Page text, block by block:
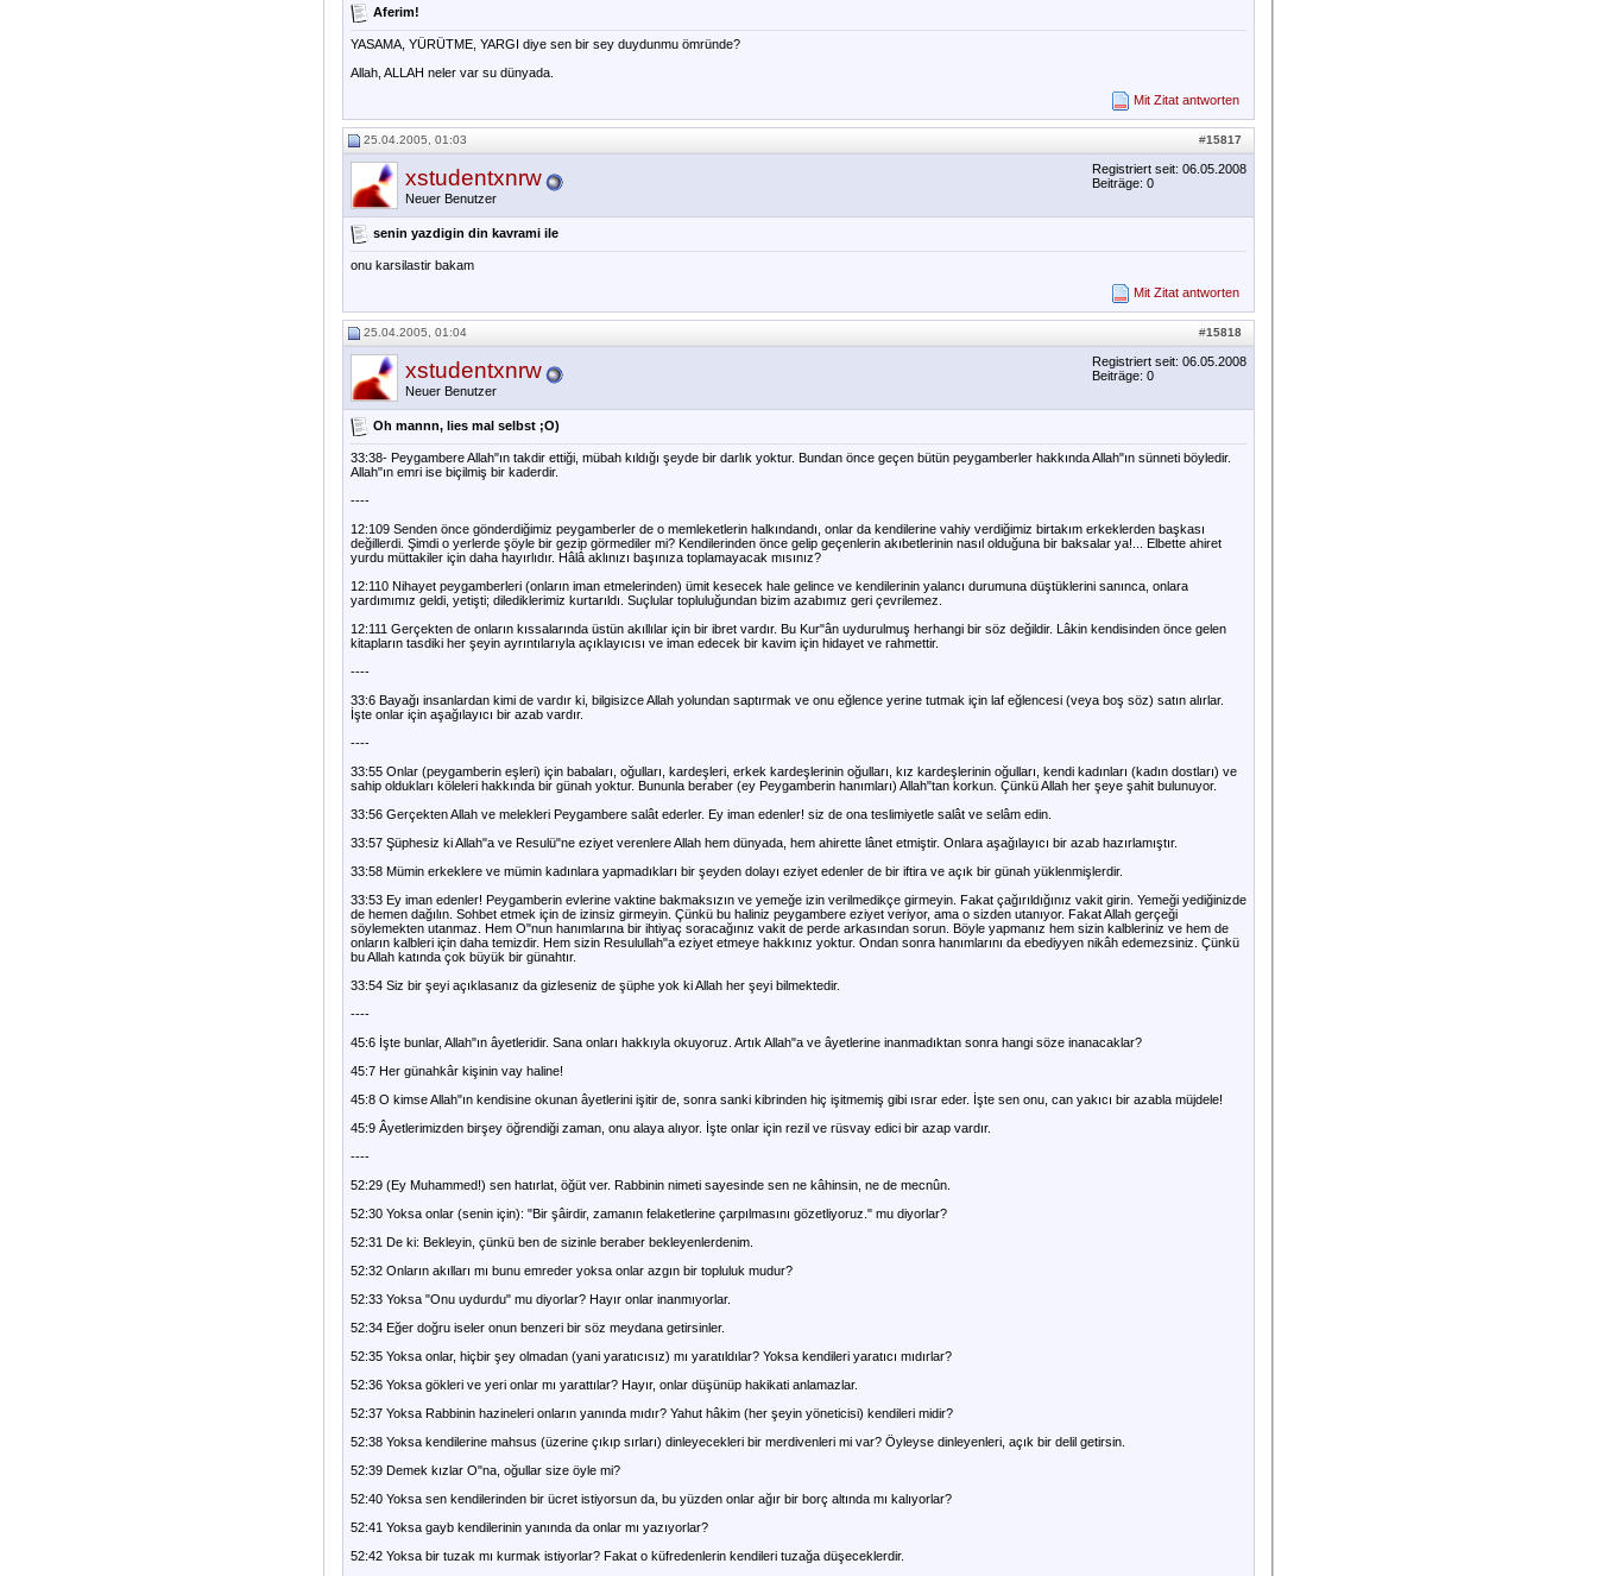
Aferim!
YASAMA, YÜRÜTME, YARGI diye sen bir sey duydunmu ömründe?
Allah, ALLAH neler var su dünyada.
Mit Zitat antworten
#15817
25.04.2005, 01:03
xstudentxnrw
Neuer Benutzer
Registriert seit: 06.05.2008
Beiträge: 0
senin yazdigin din kavrami ile
onu karsilastir bakam
Mit Zitat antworten
#15818
25.04.2005, 01:04
xstudentxnrw
Neuer Benutzer
Registriert seit: 06.05.2008
Beiträge: 0
Oh mannn, lies mal selbst ;O)
33:38- Peygambere Allah"ın takdir ettiği, mübah kıldığı şeyde bir darlık yoktur. Bundan önce geçen bütün peygamberler hakkında Allah"ın sünneti böyledir.
Allah"ın emri ise biçilmiş bir kaderdir.
----
12:109 Senden önce gönderdiğimiz peygamberler de o memleketlerin halkındandı, onlar da kendilerine vahiy verdiğimiz birtakım erkeklerden başkası
değillerdi. Şimdi o yerlerde şöyle bir gezip görmediler mi? Kendilerinden önce gelip geçenlerin akıbetlerinin nasıl olduğuna bir baksalar ya!... Elbette ahiret
yurdu müttakiler için daha hayırlıdır. Hâlâ aklınızı başınıza toplamayacak mısınız?
12:110 Nihayet peygamberleri (onların iman etmelerinden) ümit kesecek hale gelince ve kendilerinin yalancı durumuna düştüklerini sanınca, onlara
yardımımız geldi, yetişti; dilediklerimiz kurtarıldı. Suçlular topluluğundan bizim azabımız geri çevrilemez.
12:111 Gerçekten de onların kıssalarında üstün akıllılar için bir ibret vardır. Bu Kur"ân uydurulmuş herhangi bir söz değildir. Lâkin kendisinden önce gelen
kitapların tasdiki her şeyin ayrıntılarıyla açıklayıcısı ve iman edecek bir kavim için hidayet ve rahmettir.
----
33:6 Bayağı insanlardan kimi de vardır ki, bilgisizce Allah yolundan saptırmak ve onu eğlence yerine tutmak için laf eğlencesi (veya boş söz) satın alırlar.
İşte onlar için aşağılayıcı bir azab vardır.
----
33:55 Onlar (peygamberin eşleri) için babaları, oğulları, kardeşleri, erkek kardeşlerinin oğulları, kız kardeşlerinin oğulları, kendi kadınları (kadın dostları) ve
sahip oldukları köleleri hakkında bir günah yoktur. Bununla beraber (ey Peygamberin hanımları) Allah"tan korkun. Çünkü Allah her şeye şahit bulunuyor.
33:56 Gerçekten Allah ve melekleri Peygambere salât ederler. Ey iman edenler! siz de ona teslimiyetle salât ve selâm edin.
33:57 Şüphesiz ki Allah"a ve Resulü"ne eziyet verenlere Allah hem dünyada, hem ahirette lânet etmiştir. Onlara aşağılayıcı bir azab hazırlamıştır.
33:58 Mümin erkeklere ve mümin kadınlara yapmadıkları bir şeyden dolayı eziyet edenler de bir iftira ve açık bir günah yüklenmişlerdir.
33:53 Ey iman edenler! Peygamberin evlerine vaktine bakmaksızın ve yemeğe izin verilmedikçe girmeyin. Fakat çağırıldığınız vakit girin. Yemeği yediğinizde
de hemen dağılın. Sohbet etmek için de izinsiz girmeyin. Çünkü bu haliniz peygambere eziyet veriyor, ama o sizden utanıyor. Fakat Allah gerçeği
söylemekten utanmaz. Hem O"nun hanımlarına bir ihtiyaç soracağınız vakit de perde arkasından sorun. Böyle yapmanız hem sizin kalbleriniz ve hem de
onların kalbleri için daha temizdir. Hem sizin Resulullah"a eziyet etmeye hakkınız yoktur. Ondan sonra hanımlarını da ebediyyen nikâh edemezsiniz. Çünkü
bu Allah katında çok büyük bir günahtır.
33:54 Siz bir şeyi açıklasanız da gizleseniz de şüphe yok ki Allah her şeyi bilmektedir.
----
45:6 İşte bunlar, Allah"ın âyetleridir. Sana onları hakkıyla okuyoruz. Artık Allah"a ve âyetlerine inanmadıktan sonra hangi söze inanacaklar?
45:7 Her günahkâr kişinin vay haline!
45:8 O kimse Allah"ın kendisine okunan âyetlerini işitir de, sonra sanki kibrinden hiç işitmemiş gibi ısrar eder. İşte sen onu, can yakıcı bir azabla müjdele!
45:9 Âyetlerimizden birşey öğrendiği zaman, onu alaya alıyor. İşte onlar için rezil ve rüsvay edici bir azap vardır.
----
52:29 (Ey Muhammed!) sen hatırlat, öğüt ver. Rabbinin nimeti sayesinde sen ne kâhinsin, ne de mecnûn.
52:30 Yoksa onlar (senin için): "Bir şâirdir, zamanın felaketlerine çarpılmasını gözetliyoruz." mu diyorlar?
52:31 De ki: Bekleyin, çünkü ben de sizinle beraber bekleyenlerdenim.
52:32 Onların akılları mı bunu emreder yoksa onlar azgın bir topluluk mudur?
52:33 Yoksa "Onu uydurdu" mu diyorlar? Hayır onlar inanmıyorlar.
52:34 Eğer doğru iseler onun benzeri bir söz meydana getirsinler.
52:35 Yoksa onlar, hiçbir şey olmadan (yani yaratıcısız) mı yaratıldılar? Yoksa kendileri yaratıcı mıdırlar?
52:36 Yoksa gökleri ve yeri onlar mı yarattılar? Hayır, onlar düşünüp hakikati anlamazlar.
52:37 Yoksa Rabbinin hazineleri onların yanında mıdır? Yahut hâkim (her şeyin yöneticisi) kendileri midir?
52:38 Yoksa kendilerine mahsus (üzerine çıkıp sırları) dinleyecekleri bir merdivenleri mi var? Öyleyse dinleyenleri, açık bir delil getirsin.
52:39 Demek kızlar O"na, oğullar size öyle mi?
52:40 Yoksa sen kendilerinden bir ücret istiyorsun da, bu yüzden onlar ağır bir borç altında mı kalıyorlar?
52:41 Yoksa gayb kendilerinin yanında da onlar mı yazıyorlar?
52:42 Yoksa bir tuzak mı kurmak istiyorlar? Fakat o küfredenlerin kendileri tuzağa düşeceklerdir.